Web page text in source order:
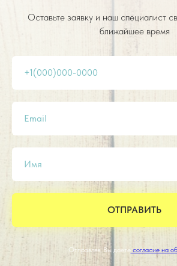
Оставьте заявку и наш специалист
ближайшее время
+1(000)000-0000
Email
Имя
ОТПРАВИТЬ
Отправляя, Вы даетесогласие на